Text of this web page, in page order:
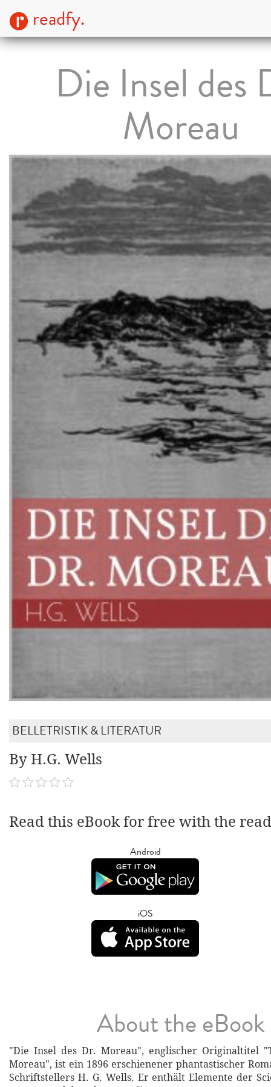
readfy.
Die Insel des
Moreau
BELLETRISTIK & LITERATUR
By H.G. Wells
Read this eBook for free with the
Android
iOS
About the eBook
"Die Insel des Dr. Moreau", englischer Originaltitel
Moreau", ist ein 1896 erschienener phantastischer
Schriftstellers H. G. Wells. Er enthält Elemente der